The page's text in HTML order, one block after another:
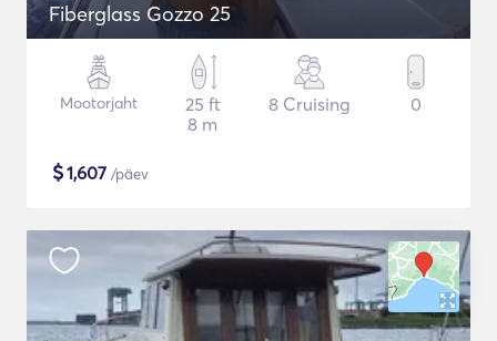
Fiberglass Gozzo 25
Mootorjaht
25 ft
8 m
8 Cruising 0
$1,607 /päev